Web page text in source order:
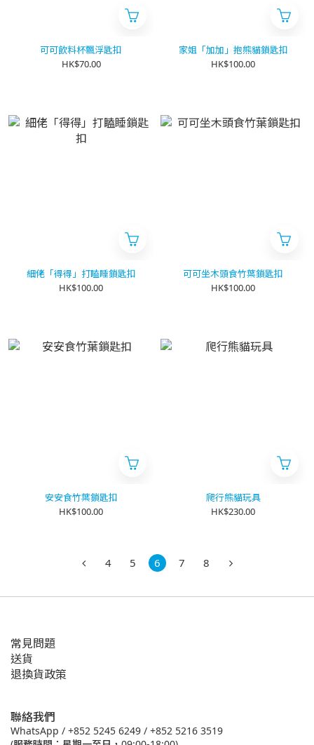
可可飲料杯飄浮匙扣
HK$70.00
家姐「加加」抱熊貓鎖匙扣
HK$100.00
細佬「得得」打瞌睡鎖匙扣
HK$100.00
可可坐木頭食竹葉鎖匙扣
HK$100.00
安安食竹葉鎖匙扣
HK$100.00
爬行熊貓玩具
HK$230.00
4 5 6 7 8
常見問題
送貨
退換貨政策
聯絡我們
WhatsApp / +852 5245 6249 / +852 5216 3519